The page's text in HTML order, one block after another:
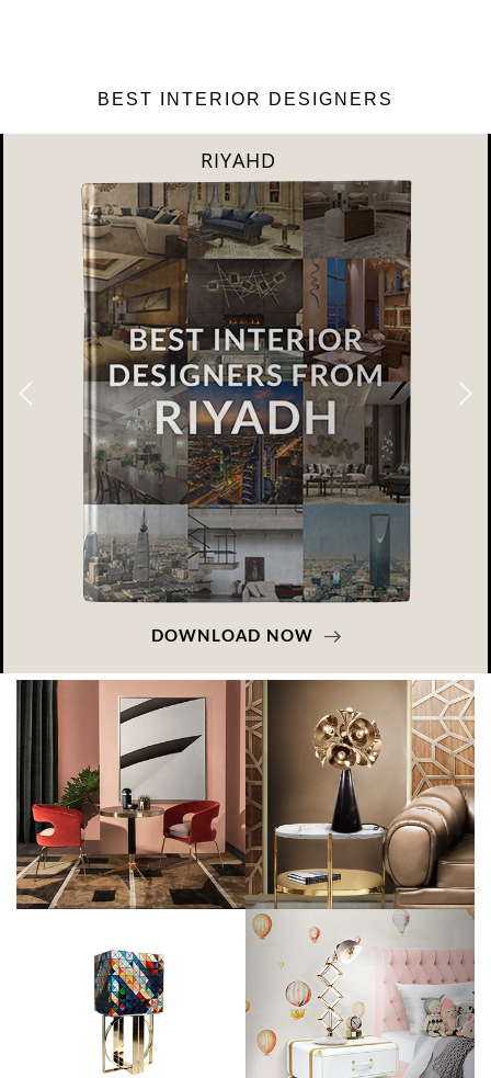
BEST INTERIOR DESIGNERS
SHANGAI
DOWNLOAD NOW